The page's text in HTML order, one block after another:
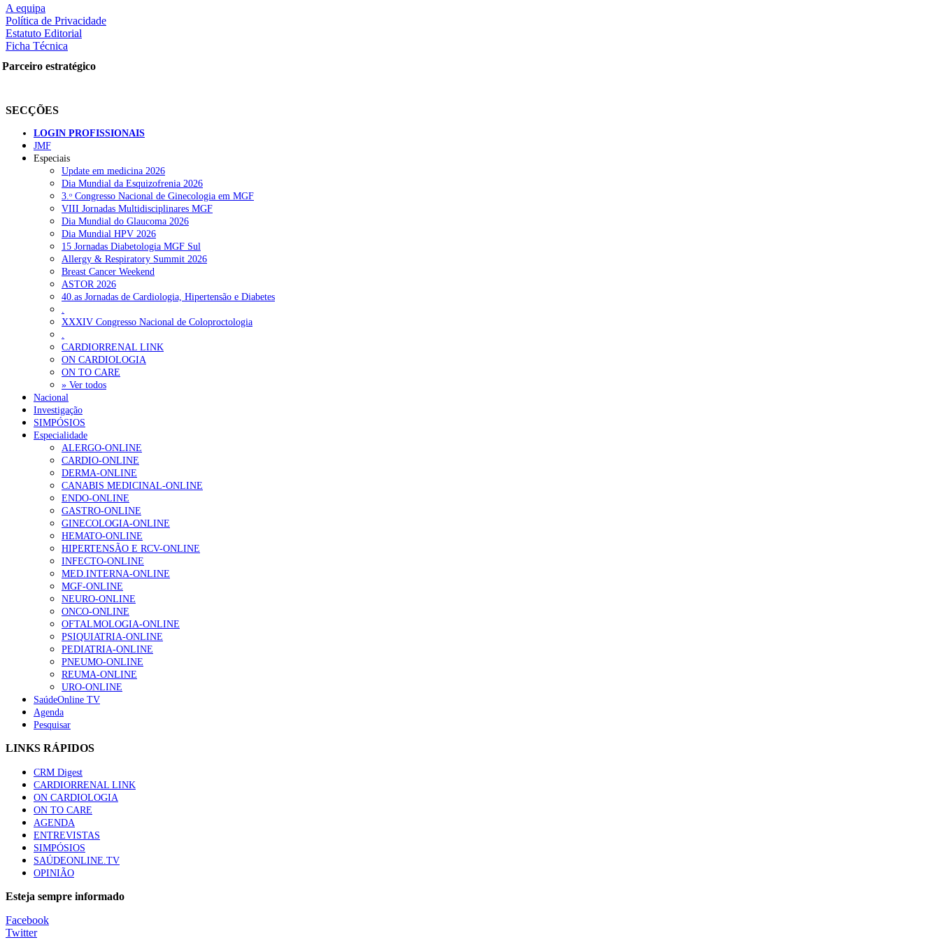
nas redes sociais:
RECENTES
Portugal está a formar os médicos de que precisa?
Estudantes de Medicina representados na 79.ª World Health Assembly
SCORA X-Change Portugal promove formação internacional em saúde sexual e reprodutiva
ANEM reúne com coordenador do Pacto Estratégico para a Saúde
Sindicato diz que nova carreira de médicos dentistas reforça estabilidade no SNS
MAIS LIDAS
Enfermagem Forense. “Da urgência ao tribunal, cada gesto conta e cada profissional faz a diferença”
202 visualizações
Alguns milhares de utentes podem ficar sem médico de família com nova regras do registo, alerta associação
175 visualizações
Quase quatro em cada dez doentes com enfarte apresentavam níveis elevados de Lp(a), revela estudo
86 visualizações
“Os programas de rastreio do cancro do pulmão são custo-efetivos e representam um investimento sustentável para os sistemas de saúde”
66 visualizações
Trodelvy aprovado para primeira linha no cancro da mama triplo negativo metastático em doentes não elegíveis para inibidores PD-(L)1
61 visualizações
Especialistas defendem mais potássio na alimentação para ajudar a controlar a hipertensão
57 visualizações
MAIS NOTÍCIAS
Sindicato diz que nova carreira de médicos dentistas reforça estabilidade no SNS
A equipa
Política de Privacidade
Estatuto Editorial
Ficha Técnica
Parceiro estratégico
SECÇÕES
LOGIN PROFISSIONAIS
JMF
Especiais
Update em medicina 2026
Dia Mundial da Esquizofrenia 2026
3.ᵒ Congresso Nacional de Ginecologia em MGF
VIII Jornadas Multidisciplinares MGF
Dia Mundial do Glaucoma 2026
Dia Mundial HPV 2026
15 Jornadas Diabetologia MGF Sul
Allergy & Respiratory Summit 2026
Breast Cancer Weekend
ASTOR 2026
40.as Jornadas de Cardiologia, Hipertensão e Diabetes
.
XXXIV Congresso Nacional de Coloproctologia
.
CARDIORRENAL LINK
ON CARDIOLOGIA
ON TO CARE
» Ver todos
Nacional
Investigação
SIMPÓSIOS
Especialidade
ALERGO-ONLINE
CARDIO-ONLINE
DERMA-ONLINE
CANABIS MEDICINAL-ONLINE
ENDO-ONLINE
GASTRO-ONLINE
GINECOLOGIA-ONLINE
HEMATO-ONLINE
HIPERTENSÃO E RCV-ONLINE
INFECTO-ONLINE
MED.INTERNA-ONLINE
MGF-ONLINE
NEURO-ONLINE
ONCO-ONLINE
OFTALMOLOGIA-ONLINE
PSIQUIATRIA-ONLINE
PEDIATRIA-ONLINE
PNEUMO-ONLINE
REUMA-ONLINE
URO-ONLINE
SaúdeOnline TV
Agenda
Pesquisar
LINKS RÁPIDOS
CRM Digest
CARDIORRENAL LINK
ON CARDIOLOGIA
ON TO CARE
AGENDA
ENTREVISTAS
SIMPÓSIOS
SAÚDEONLINE.TV
OPINIÃO
Esteja sempre informado
Facebook
Twitter